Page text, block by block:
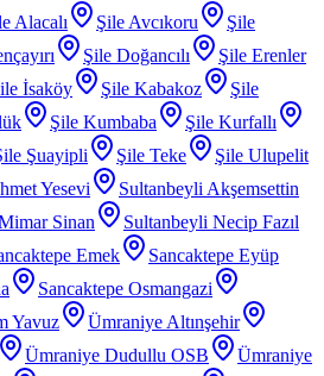
Alacalı Şile Avcıkoru
Şile
Şile Doğancılı
Şile Erenler
İsaköy Şile Kabakoz
Şile
Şile Kumbaba
Şile Kurfallı
Şuayipli Şile Teke
Şile Ulupelit
Yesevi
Sultanbeyli Akşemsettin
Sinan
Sultanbeyli Necip Fazıl
Emek
Sancaktepe Eyüp
Sancaktepe Osmangazi
Yavuz
Ümraniye Altınşehir
Ümraniye Dudullu OSB
Ümraniye